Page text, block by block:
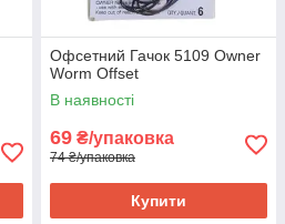
Офсетний Гачок 5109 Owner
Worm Offset
В наявності
69 ₴/упаковка
74 ₴/упаковка
Купити